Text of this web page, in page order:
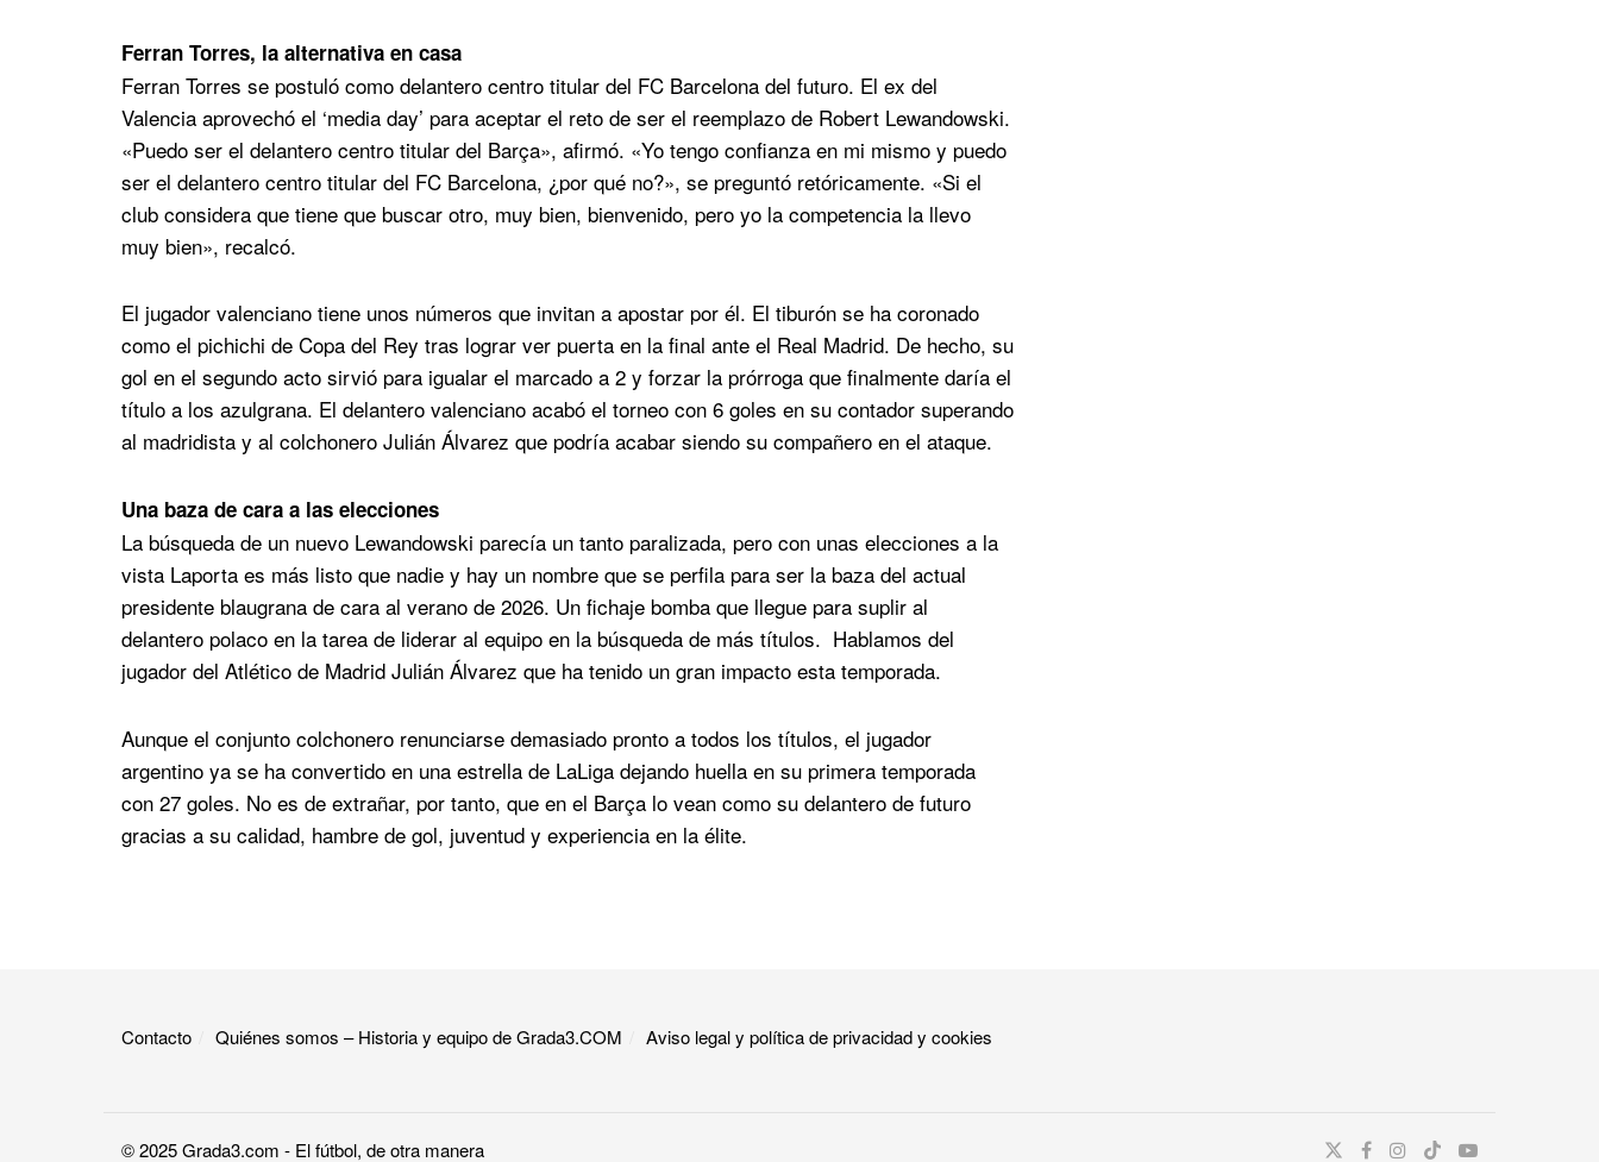
Ferran Torres, la alternativa en casa
Ferran Torres se postuló como delantero centro titular del FC Barcelona del futuro. El ex del
Valencia aprovechó el ‘media day’ para aceptar el reto de ser el reemplazo de Robert Lewandowski.
«Puedo ser el delantero centro titular del Barça», afirmó. «Yo tengo confianza en mi mismo y puedo
ser el delantero centro titular del FC Barcelona, ¿por qué no?», se preguntó retóricamente. «Si el
club considera que tiene que buscar otro, muy bien, bienvenido, pero yo la competencia la llevo
muy bien», recalcó.
El jugador valenciano tiene unos números que invitan a apostar por él. El tiburón se ha coronado
como el pichichi de Copa del Rey tras lograr ver puerta en la final ante el Real Madrid. De hecho, su
gol en el segundo acto sirvió para igualar el marcado a 2 y forzar la prórroga que finalmente daría el
título a los azulgrana. El delantero valenciano acabó el torneo con 6 goles en su contador superando
al madridista y al colchonero Julián Álvarez que podría acabar siendo su compañero en el ataque.
Una baza de cara a las elecciones
La búsqueda de un nuevo Lewandowski parecía un tanto paralizada, pero con unas elecciones a la
vista Laporta es más listo que nadie y hay un nombre que se perfila para ser la baza del actual
presidente blaugrana de cara al verano de 2026. Un fichaje bomba que llegue para suplir al
delantero polaco en la tarea de liderar al equipo en la búsqueda de más títulos. Hablamos del
jugador del Atlético de Madrid Julián Álvarez que ha tenido un gran impacto esta temporada.
Aunque el conjunto colchonero renunciarse demasiado pronto a todos los títulos, el jugador
argentino ya se ha convertido en una estrella de LaLiga dejando huella en su primera temporada
con 27 goles. No es de extrañar, por tanto, que en el Barça lo vean como su delantero de futuro
gracias a su calidad, hambre de gol, juventud y experiencia en la élite.
Contacto Quiénes somos – Historia y equipo de Grada3.COM Aviso legal y política de privacidad y cookies​
© 2025Grada3.com - El fútbol, de otra manera